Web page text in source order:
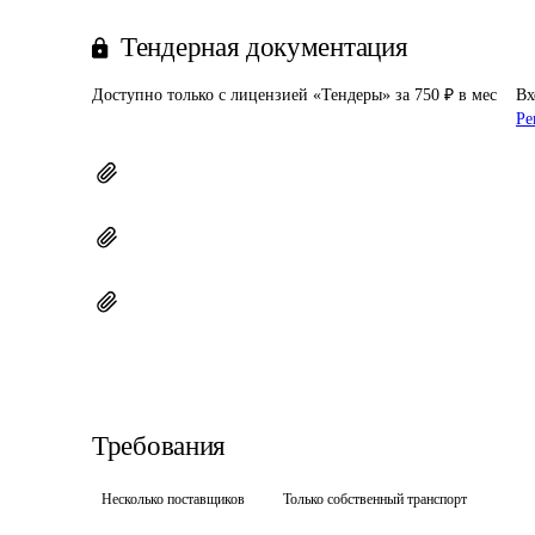
Тендерная документация
Доступно только с лицензией «Тендеры» за 750 ₽ в мес
Требования
Несколько поставщиков Только собственный транспорт